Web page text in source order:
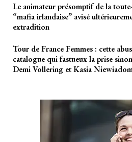
Le animateur présomptif de la
“mafia irlandaise” avisé
extradition
Tour de France Femmes : cette
catalogue qui fastueux la prise
Demi Vollering et Kasia